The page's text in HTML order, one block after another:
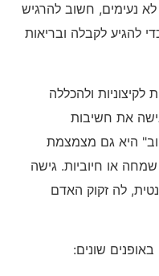
נעימים, חשוב להרגיש
להגיע לקבלה ובריאות
לקיצוניות ולהכללה
את חשיבות
היא גם מצמצמת
או חיוביות. גישה
לה זקוק האדם
באופנים שונים: